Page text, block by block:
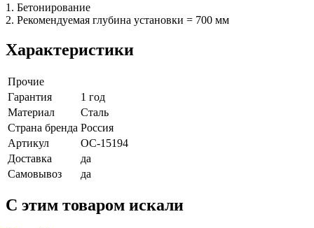
1. Бетонирование
2. Рекомендуемая глубина установки = 700 мм
Характеристики
Прочие
Гарантия
1 год
Материал
Сталь
Страна бренда Россия
Артикул
ОС-15194
Доставка
да
Самовывоз
да
C этим товаром искали